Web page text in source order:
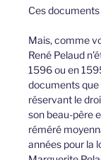
Ces
Mais, comme
René Pelaud
1596 ou en
documents que
réservant le
son beau-père
réméré
années pour la